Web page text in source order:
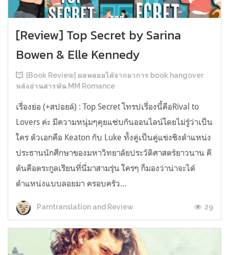
[Review] Top Secret by Sarina
Bowen & Elle Kennedy
[Book Review] ผลพลอยได้จากอาการ book hangover
หลังอ่านสารพัน MM Romance
เรื่องย่อ (+สปอยล์) : Top Secret โทรปเรื่องนี้คือRival to
Lovers ค่ะ มีความหนุ่มๆคุยแซ่บกันออนไลน์โดยไม่รู้ว่าเป็น
ใคร ตัวเอกคือ Keaton กับ Luke ทั้งคู่เป็นคู่แข่งชิงตำแหน่ง
ประธานนักศึกษาของมหาวิทยาลัยประวัติศาสตร์ยาวนาน คี
ตันคือตระกูลเรียนที่นี่มาสามรุ่น ใครๆ ก็มองว่าน่าจะได้
ตำแหน่งแบบลอยมา ครอบครัว...
Parntranslation and Review 29